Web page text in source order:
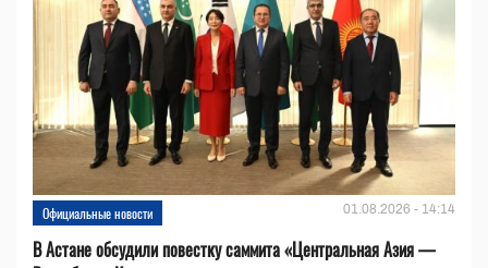
Официальные новости 01.08.2026 - 14:14
В Астане обсудили повестку саммита «Центральная Азия —